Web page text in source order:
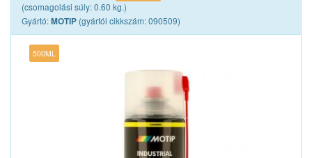
(csomagolási súly: 0.60 kg.)
Gyártó:MOTIP (gyártói cikkszám: 090509)
500ML